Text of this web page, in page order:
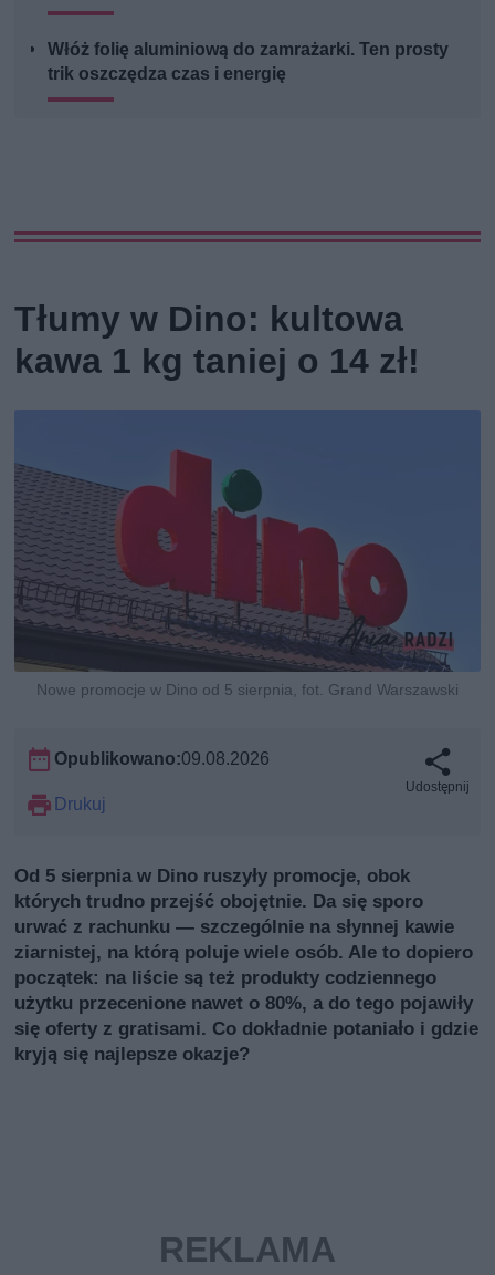
Włóż folię aluminiową do zamrażarki. Ten prosty
trik oszczędza czas i energię
Tłumy w Dino: kultowa
kawa 1 kg taniej o 14 zł!
Nowe promocje w Dino od 5 sierpnia, fot. Grand Warszawski
Opublikowano:09.08.2026
Drukuj
Udostępnij
Od 5 sierpnia w Dino ruszyły promocje, obok
których trudno przejść obojętnie. Da się sporo
urwać z rachunku — szczególnie na słynnej kawie
ziarnistej, na którą poluje wiele osób. Ale to dopiero
początek: na liście są też produkty codziennego
użytku przecenione nawet o 80%, a do tego pojawiły
się oferty z gratisami. Co dokładnie potaniało i gdzie
kryją się najlepsze okazje?